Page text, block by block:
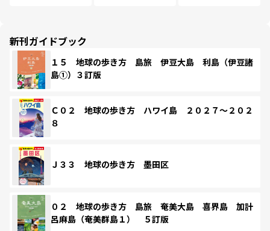
新刊ガイドブック
１５ 地球の歩き方 島旅 伊豆大島 利島（伊豆諸
島①）３訂版
Ｃ０２ 地球の歩き方 ハワイ島 ２０２７～２０２
８
Ｊ３３ 地球の歩き方 墨田区
０２ 地球の歩き方 島旅 奄美大島 喜界島 加計
呂麻島（奄美群島１） ５訂版